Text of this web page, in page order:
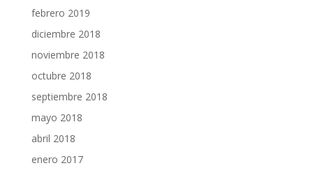
febrero 2019
diciembre 2018
noviembre 2018
octubre 2018
septiembre 2018
mayo 2018
abril 2018
enero 2017